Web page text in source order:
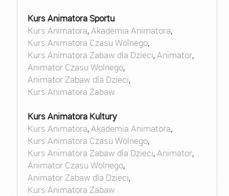
Kurs Animatora Sportu
Kurs Animatora,Akademia Animatora,
Kurs Animatora Czasu Wolnego,
Kurs Animatora Zabaw dla Dzieci,Animator,
Animator Czasu Wolnego,
Animator Zabaw dla Dzieci,
Kurs Animatora Zabaw
Kurs Animatora Kultury
Kurs Animatora,Akademia Animatora,
Kurs Animatora Czasu Wolnego,
Kurs Animatora Zabaw dla Dzieci,Animator,
Animator Czasu Wolnego,
Animator Zabaw dla Dzieci,
Kurs Animatora Zabaw